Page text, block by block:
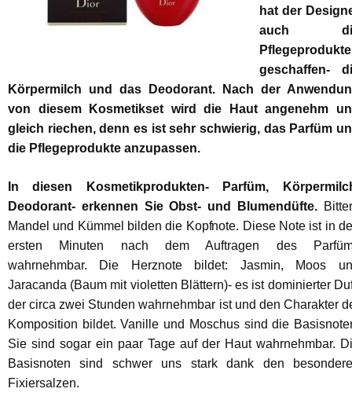
hat der
auch
Pflegeprodukte
geschaffen-
Körpermilch und das Deodorant. Nach der
von diesem Kosmetikset wird die Haut angenehm
gleich riechen, denn es ist sehr schwierig, das Parfüm
die Pflegeprodukte anzupassen.
In diesen Kosmetikprodukten- Parfüm,
Deodorant- erkennen Sie Obst- und Blumendüfte.
Mandel und Kümmel bilden die Kopfnote. Diese Note ist in
ersten Minuten nach dem Auftragen des
wahrnehmbar. Die Herznote bildet: Jasmin, Moos
Jaracanda (Baum mit violetten Blättern)- es ist dominierter
der circa zwei Stunden wahrnehmbar ist und den Charakter
Komposition bildet. Vanille und Moschus sind die
Sie sind sogar ein paar Tage auf der Haut wahrnehmbar.
Basisnoten sind schwer uns stark dank den
Fixiersalzen.